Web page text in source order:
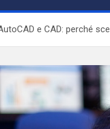
e CAD: perché